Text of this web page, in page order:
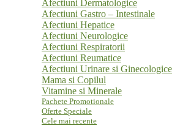
Afectiuni Dermatologice
Afectiuni Gastro – Intestinale
Afectiuni Hepatice
Diabet
Afectiuni Neurologice
Afectiuni Respiratorii
Afectiuni Reumatice
Afectiuni Urinare si Ginecologice
Mama si Copilul
Vitamine si Minerale
Pachete Promotionale
Oferte Speciale
Cele mai recente